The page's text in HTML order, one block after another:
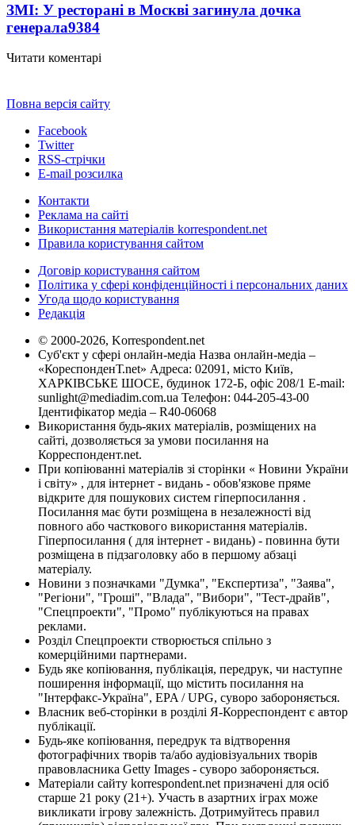
ЗМІ: У ресторані в Москві загинула дочка
генерала9384
Читати коментарі
Повна версія сайту
Facebook
Twitter
RSS-стрічки
E-mail розсилка
Контакти
Реклама на сайті
Використання матеріалів korrespondent.net
Правила користування сайтом
Договір користування сайтом
Політика у сфері конфіденційності і персональних даних
Угода щодо користування
Редакція
© 2000-2026, Korrespondent.net
Суб'єкт у сфері онлайн-медіа Назва онлайн-медіа –
«КореспонденТ.net» Адреса: 02091, місто Київ,
ХАРКІВСЬКЕ ШОСЕ, будинок 172-Б, офіс 208/1 E-mail:
sunlight@mediadim.com.ua Телефон: 044-205-43-00
Ідентифікатор медіа – R40-06068
Використання будь-яких матеріалів, розміщених на
сайті, дозволяється за умови посилання на
Корреспондент.net.
При копіюванні матеріалів зі сторінки « Новини України
і світу» , для інтернет - видань - обов'язкове пряме
відкрите для пошукових систем гіперпосилання .
Посилання має бути розміщена в незалежності від
повного або часткового використання матеріалів.
Гіперпосилання ( для інтернет - видань) - повинна бути
розміщена в підзаголовку або в першому абзаці
матеріалу.
Новини з позначками "Думка", "Експертиза", "Заява",
"Регіони", "Гроші", "Влада", "Вибори", "Тест-драйв",
"Спецпроекти", "Промо" публікуються на правах
реклами.
Розділ Спецпроекти створюється спільно з
комерційними партнерами.
Будь яке копіювання, публікація, передрук, чи наступне
поширення інформації, що містить посилання на
"Інтерфакс-Україна", EPA / UPG, суворо забороняється.
Власник веб-сторінки в розділі Я-Корреспондент є автор
публікації.
Будь-яке копіювання, передрук та відтворення
фотографічних творів та/або аудіовізуальних творів
правовласника Getty Images - суворо забороняється.
Матеріали сайту korrespondent.net призначені для осіб
старше 21 року (21+). Участь в азартних іграх може
викликати ігрову залежність. Дотримуйтесь правил